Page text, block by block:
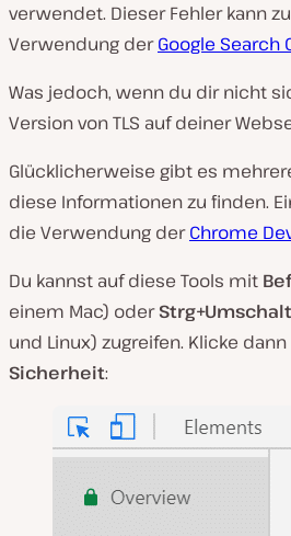
verwendet. Dieser Fehler kann
Verwendung derGoogle Search
Was jedoch, wenn du dir nicht
Version von TLS auf deiner
Glücklicherweise gibt es
diese Informationen zu finden.
die Verwendung derChrome
Du kannst auf diese Tools mit
einem Mac) oder
und Linux) zugreifen. Klicke
Sicherheit: